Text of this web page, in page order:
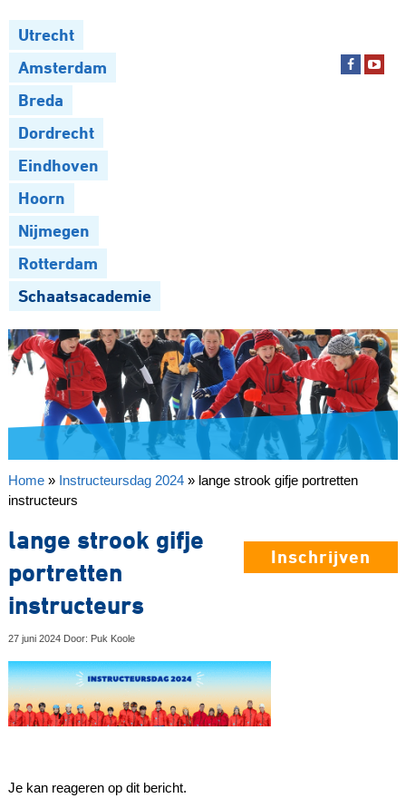
Utrecht
Amsterdam
Breda
Dordrecht
Eindhoven
Hoorn
Nijmegen
Rotterdam
Schaatsacademie
Home» Instructeursdag 2024» lange strook gifje portretten
instructeurs
Inschrijven
lange strook gifje
portretten
instructeurs
27 juni 2024 Door: Puk Koole
Je kan reageren op dit bericht.